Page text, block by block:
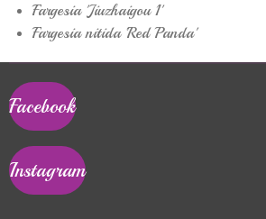
Fargesia 'Jiuzhaigou 1'
Fargesia nitida 'Red Panda'
Facebook
Instagram